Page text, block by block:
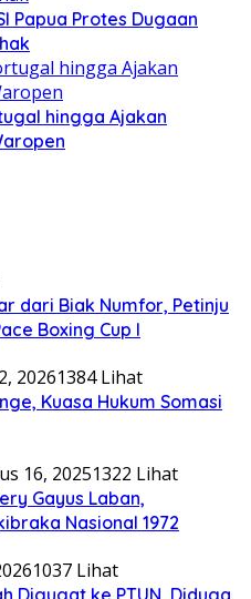
Papua Protes Dugaan
hingga Ajakan
dari Biak Numfor, Petinju
Boxing Cup I
20261384 Lihat
Kuasa Hukum Somasi
16, 20251322 Lihat
Gayus Laban,
Nasional 1972
1037 Lihat